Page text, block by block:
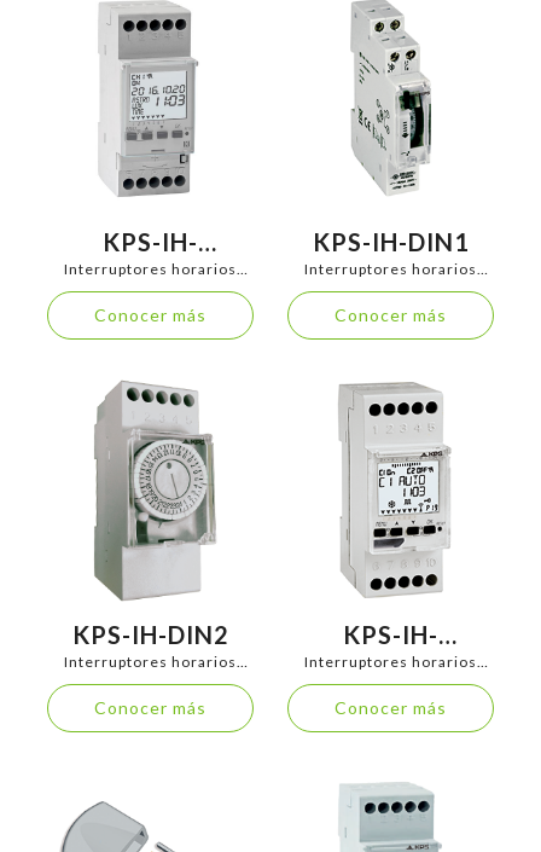
KPS-IH-
DIGIASTRONFC
Interruptores horarios
analógicos y digitales
Conocer más
KPS-IH-DIN1
Interruptores horarios
analógicos y digitales
Conocer más
KPS-IH-DIN2
Interruptores horarios
analógicos y digitales
Conocer más
KPS-IH-
DIGIMEMORY
Interruptores horarios
analógicos y digitales
Conocer más